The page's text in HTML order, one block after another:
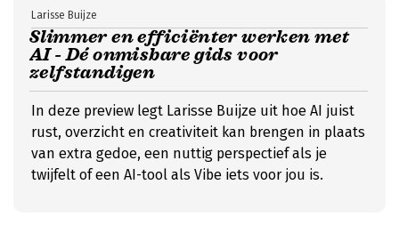
Slimmer en efficiënter werken met
AI - Dé onmisbare gids voor
zelfstandigen
Larisse Buijze
In deze preview legt Larisse Buijze uit hoe AI juist
rust, overzicht en creativiteit kan brengen in plaats
van extra gedoe, een nuttig perspectief als je
twijfelt of een AI-tool als Vibe iets voor jou is.